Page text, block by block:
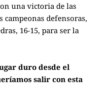
una victoria de las
campeonas defensoras,
16-15, para ser la
duro desde el
salir con esta